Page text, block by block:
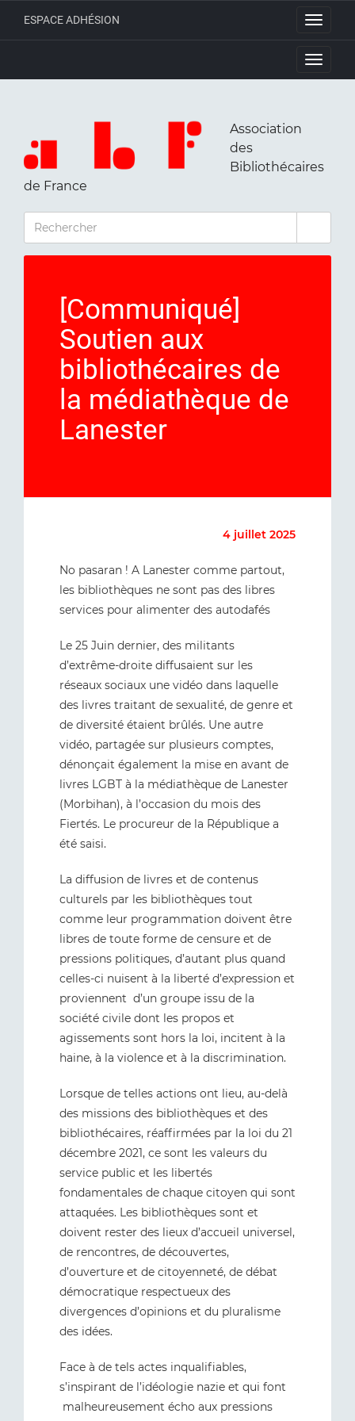
Toggle
ESPACE ADHÉSION
Toggle
Association
des
Bibliothécaires
de France
RECHERCHER
[Communiqué]
Soutien aux
bibliothécaires de
la médiathèque de
Lanester
4 juillet 2025
No pasaran ! A Lanester comme partout,
les bibliothèques ne sont pas des libres
services pour alimenter des autodafés
Le 25 Juin dernier, des militants
d’extrême-droite diffusaient sur les
réseaux sociaux une vidéo dans laquelle
des livres traitant de sexualité, de genre et
de diversité étaient brûlés. Une autre
vidéo, partagée sur plusieurs comptes,
dénonçait également la mise en avant de
livres LGBT à la médiathèque de Lanester
(Morbihan), à l’occasion du mois des
Fiertés. Le procureur de la République a
été saisi.
La diffusion de livres et de contenus
culturels par les bibliothèques tout
comme leur programmation doivent être
libres de toute forme de censure et de
pressions politiques, d’autant plus quand
celles-ci nuisent à la liberté d’expression et
proviennent d’un groupe issu de la
société civile dont les propos et
agissements sont hors la loi, incitent à la
haine, à la violence et à la discrimination.
Lorsque de telles actions ont lieu, au-delà
des missions des bibliothèques et des
bibliothécaires, réaffirmées par la loi du 21
décembre 2021, ce sont les valeurs du
service public et les libertés
fondamentales de chaque citoyen qui sont
attaquées. Les bibliothèques sont et
doivent rester des lieux d’accueil universel,
de rencontres, de découvertes,
d’ouverture et de citoyenneté, de débat
démocratique respectueux des
divergences d’opinions et du pluralisme
des idées.
Face à de tels actes inqualifiables,
s’inspirant de l’idéologie nazie et qui font
malheureusement écho aux pressions